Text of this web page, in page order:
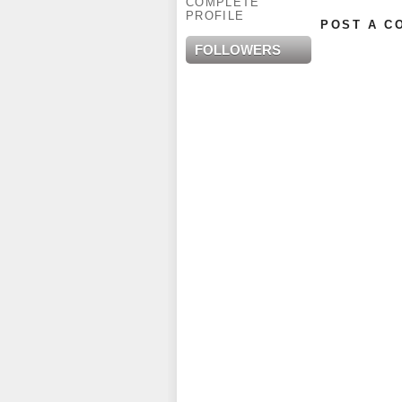
PROFILE
FOLLOWERS
POST A